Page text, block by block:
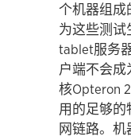
个机器组成
为这些测试
tablet服务
户端不会成
核Opteron
用的足够
网链路。